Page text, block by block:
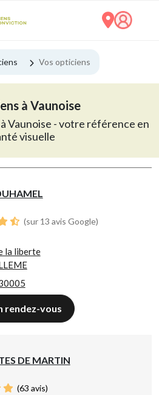
Vos opticiens
à Vaunoise
Vaunoise - votre référence en
visuelle
(sur 13 avis Google)
la liberte
rendez-vous
DE MARTIN
(63 avis)